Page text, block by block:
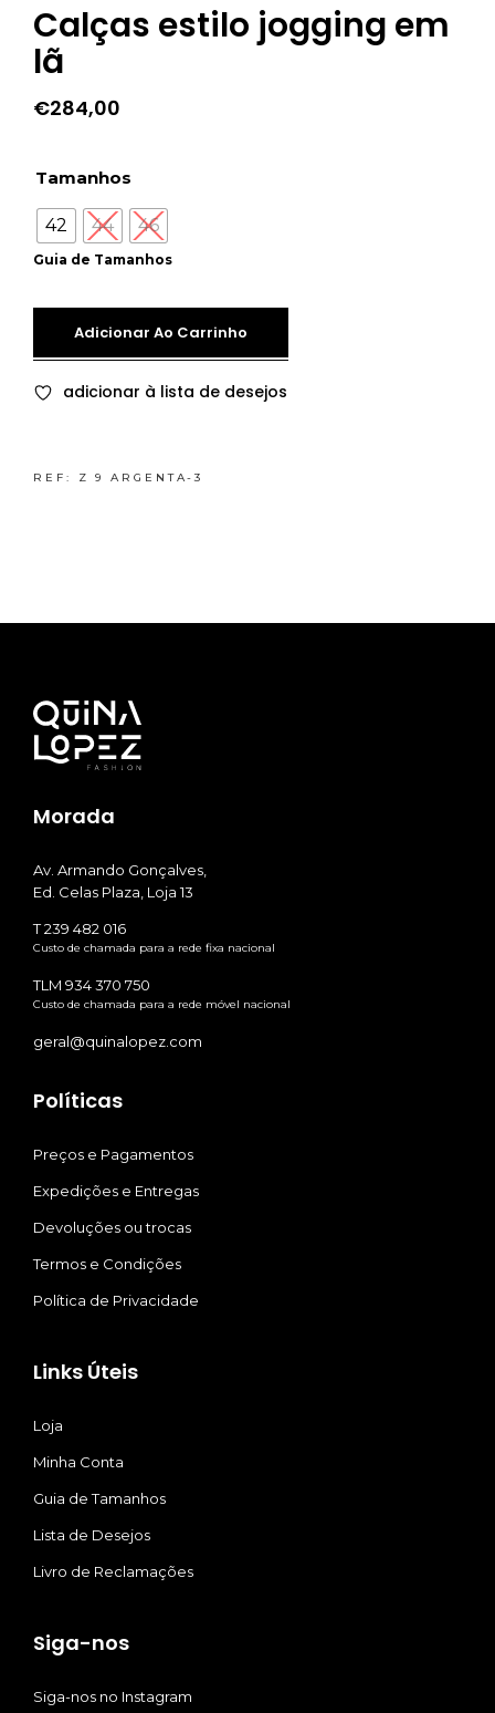
Calças estilo jogging em
lã
€284,00
Guia de Tamanhos
Tamanhos
42 44 46
Adicionar Ao Carrinho
adicionar à lista de desejos
REF: Z 9 ARGENTA-3
Morada
Av. Armando Gonçalves,
Ed. Celas Plaza, Loja 13
T 239 482 016
Custo de chamada para a rede fixa nacional
TLM 934 370 750
Custo de chamada para a rede móvel nacional
geral@quinalopez.com
Políticas
Preços e Pagamentos
Expedições e Entregas
Devoluções ou trocas
Termos e Condições
Política de Privacidade
Links Úteis
Loja
Minha Conta
Guia de Tamanhos
Lista de Desejos
Livro de Reclamações
Siga-nos
Siga-nos no Instagram